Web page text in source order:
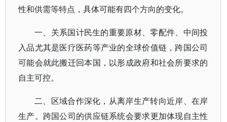
性和供需等特点，具体可能有四个方向的变化。
一、关系国计民生的重要原材、零配件、中间投
入品尤其是医疗医药等产业的全球价值链，跨国公司
可能会就此搬迁回本国，以形成政府和社会所要求的
自主可控。
二、区域合作深化，从离岸生产转向近岸、在岸
生产。跨国公司的供应链系统会要求更加体现自主性